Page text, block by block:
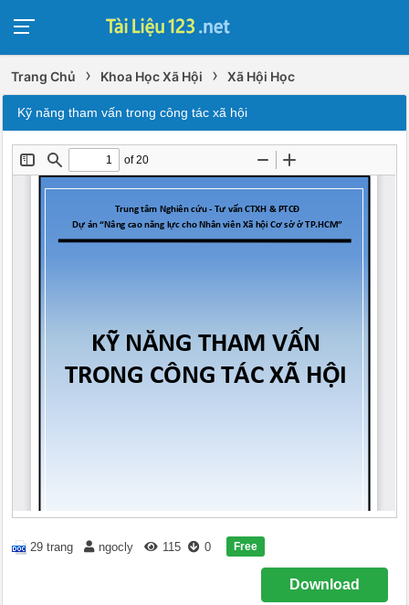
Trang Chủ › Khoa Học Xã Hội › Xã Hội Học
Kỹ năng tham vấn trong công tác xã hội
29 trang ngocly 115 0 Free
Download